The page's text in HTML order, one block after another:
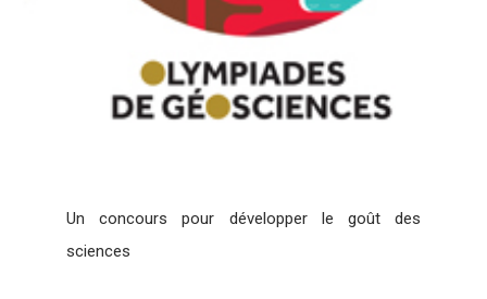
Un concours pour développer le goût des
sciences